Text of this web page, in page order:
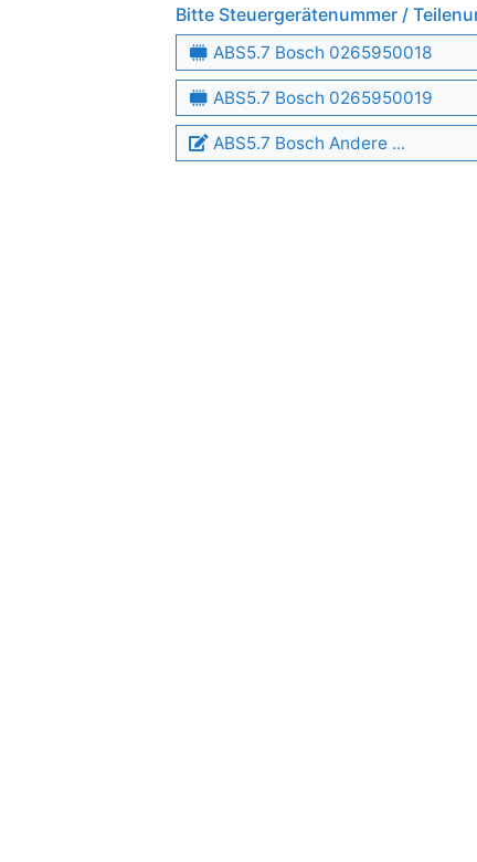
Bitte Steuergerätenummer /
ABS5.7 Bosch 0265950018
ABS5.7 Bosch 0265950019
ABS5.7 Bosch Andere ...